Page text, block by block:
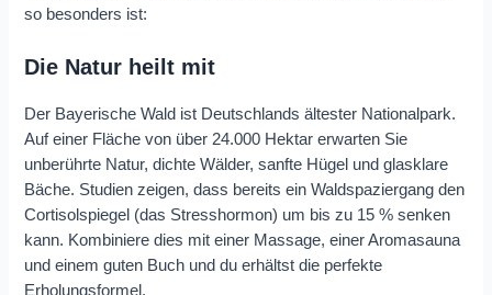
so besonders ist:
Die Natur heilt mit
Der Bayerische Wald ist Deutschlands ältester Nationalpark.
Auf einer Fläche von über 24.000 Hektar erwarten Sie
unberührte Natur, dichte Wälder, sanfte Hügel und glasklare
Bäche. Studien zeigen, dass bereits ein Waldspaziergang den
Cortisolspiegel (das Stresshormon) um bis zu 15 % senken
kann. Kombiniere dies mit einer Massage, einer Aromasauna
und einem guten Buch und du erhältst die perfekte
Erholungsformel.